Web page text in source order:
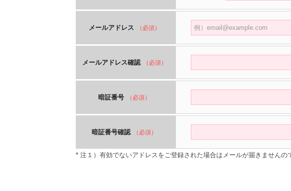
メールアドレス （必須）
メールアドレス確認 （必須）
暗証番号 （必須）
暗証番号確認 （必須）
* 注１）有効でないアドレスをご登録された場合はメールが届きませんの